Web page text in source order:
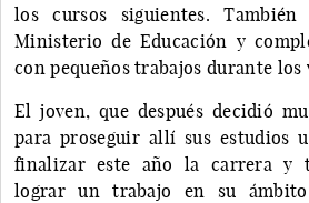
los cursos siguientes.
Ministerio de Educación y
con pequeños trabajos durante los
El joven, que después decidió
para proseguir allí sus estudios
finalizar este año la carrera y
lograr un trabajo en su